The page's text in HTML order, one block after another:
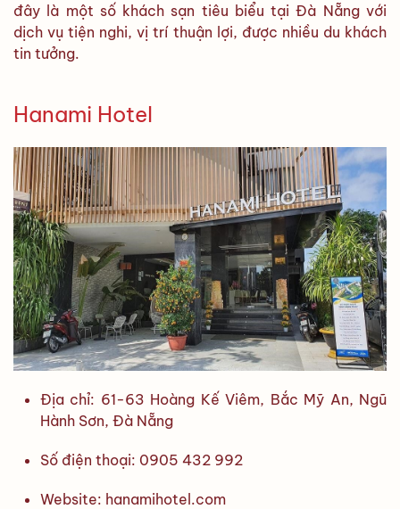
đây là một số khách sạn tiêu biểu tại Đà Nẵng với
dịch vụ tiện nghi, vị trí thuận lợi, được nhiều du khách
tin tưởng.
Hanami Hotel
Địa chỉ: 61-63 Hoàng Kế Viêm, Bắc Mỹ An, Ngũ
Hành Sơn, Đà Nẵng
Số điện thoại: 0905 432 992
Website: hanamihotel.com